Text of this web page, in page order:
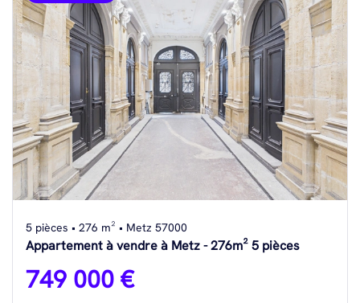
5 pièces • 276 m² • Metz 57000
Appartement à vendre à Metz - 276m² 5 pièces
749 000 €